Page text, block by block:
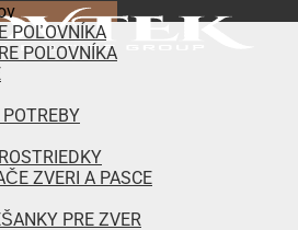
POĽOVNÍKA
POĽOVNÍKA
ZVERI A PASCE
PRE ZVER